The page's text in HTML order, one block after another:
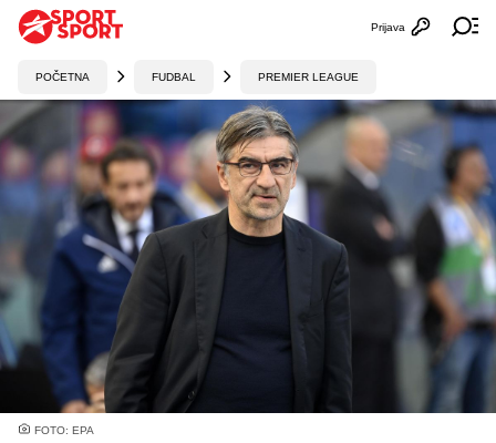
Otvori
Prijava
POČETNA FUDBAL PREMIER LEAGUE
FOTO: EPA